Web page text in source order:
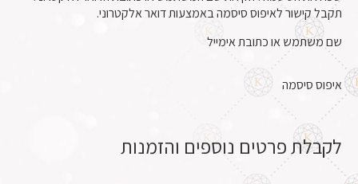
תקבל קישור לאיפוס סיסמה באמצעות דואר אלקטרוני.
שם משתמש או כתובת אימייל
איפוס סיסמה
לקבלת פרטים נוספים והזמנות